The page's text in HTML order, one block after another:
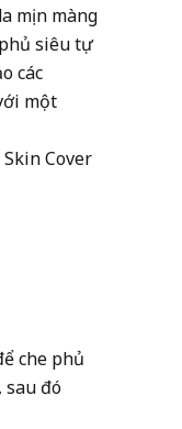
mịn màng
siêu tự
các
một
Cover
che phủ
sau đó